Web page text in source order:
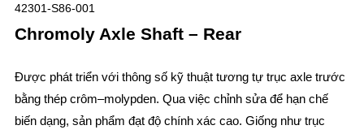
42301-S86-001
Chromoly Axle Shaft – Rear
Được phát triển với thông số kỹ thuật tương tự trục axle trước
bằng thép crôm–molypden. Qua việc chỉnh sửa để hạn chế
biến dạng, sản phẩm đạt độ chính xác cao. Giống như trục